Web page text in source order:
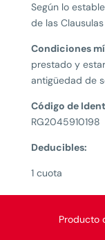
Según lo
de las
Condiciones
prestado y
antigüedad de
Código de
RG2045910198
Deducibles:
1 cuota
Producto